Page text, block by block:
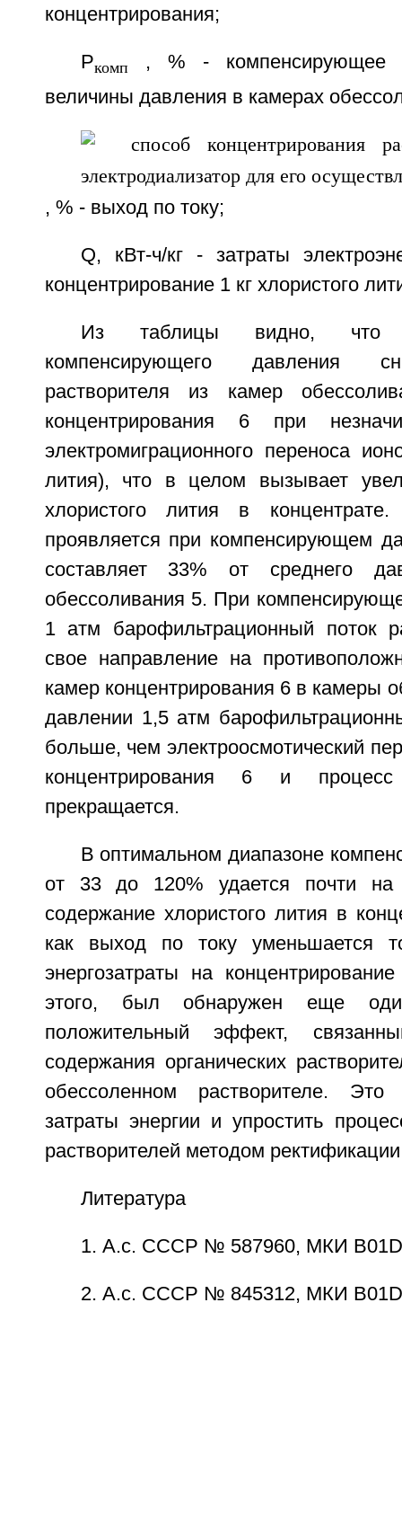
концентрирования;
Ркомп
, % - компенсирующее
величины давления в камерах
, % - выход по току;
Q, кВт-ч/кг - затраты
концентрирование 1 кг хлористого
Из таблицы видно, что
компенсирующего давления
растворителя из камер
концентрирования 6 при
электромиграционного переноса
лития), что в целом вызывает
хлористого лития в
проявляется при компенсирующем
составляет 33% от среднего
обессоливания 5. При
1 атм барофильтрационный поток
свое направление на
камер концентрирования 6 в камеры
давлении 1,5 атм
больше, чем электроосмотический
концентрирования 6 и процесс
прекращается.
В оптимальном диапазоне
от 33 до 120% удается почти на
содержание хлористого лития в
как выход по току уменьшается
энергозатраты на
этого, был обнаружен еще
положительный эффект,
содержания органических
обессоленном растворителе. Это
затраты энергии и упростить
растворителей методом
Литература
1. А.с. СССР № 587960, МКИ B01D
2. А.с. СССР № 845312, МКИ B01D